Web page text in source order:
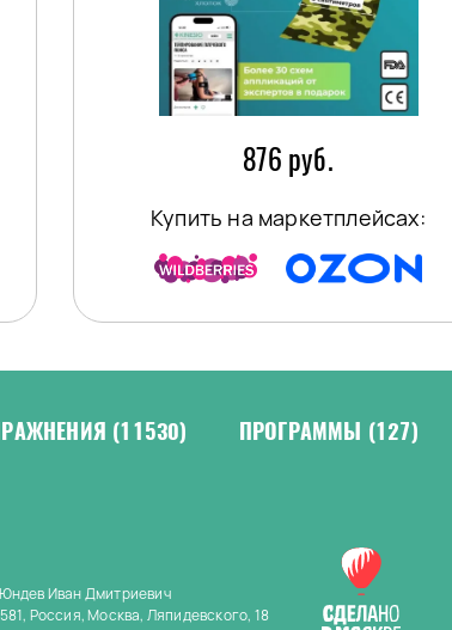
876 руб.
Купить на маркетплейсах:
(11530) ПРОГРАММЫ (127)
Иван Дмитриевич
Россия, Москва, Ляпидевского, 18